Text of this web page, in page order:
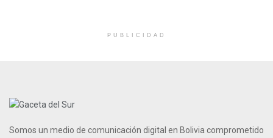
PUBLICIDAD
Somos un medio de comunicación digital en Bolivia comprometido